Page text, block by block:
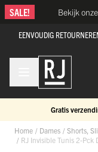
Ga naar de inhoud
SALE! Bekijk
EENVOUDIG
Gratis
Home / Dames / Shorts,
/ RJ Invisible Tunis 2-Pck